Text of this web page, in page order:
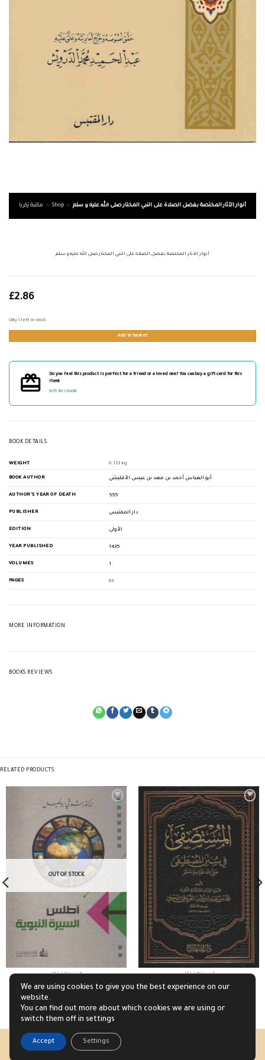
مكتبة زكريا » Shop » أنوار الآثار المختصة بفضل الصلاة على النبي المختار صلى الله عليه و سلم
أنوار الآثار المختصة بفضل الصلاة على النبي المختار صلى الله عليه و سلم
£2.86
Only 1 left in stock
Add to basket
Do you feel this product is perfect for a friend or a loved one? You can buy a gift card for this
item!
Gift this book!
BOOK DETAILS
WEIGHT 0.123 kg
BOOK AUTHOR
AUTHOR'S YEAR OF DEATH 555
PUBLISHER دار المقتبس
EDITION الأولى
YEAR PUBLISHED 1435
VOLUMES 1
PAGES 63
MORE INFORMATION
BOOKS REVIEWS
RELATED PRODUCTS
OUT OF STOCK
السيرة والشمائل
Read more
السيرة والشمائل
Add to basket
Visa
We are using cookies to give you the best experience on our
website.
You can find out more about which cookies we are using or
switch them off in settings
Accept Settings
1